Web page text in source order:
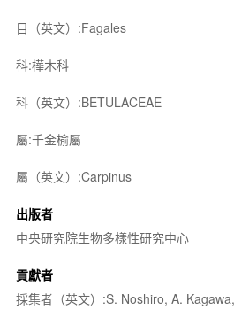
目（英文）:Fagales
科:樺木科
科（英文）:BETULACEAE
屬:千金榆屬
屬（英文）:Carpinus
出版者
中央研究院生物多樣性研究中心
貢獻者
採集者（英文）:S. Noshiro, A.